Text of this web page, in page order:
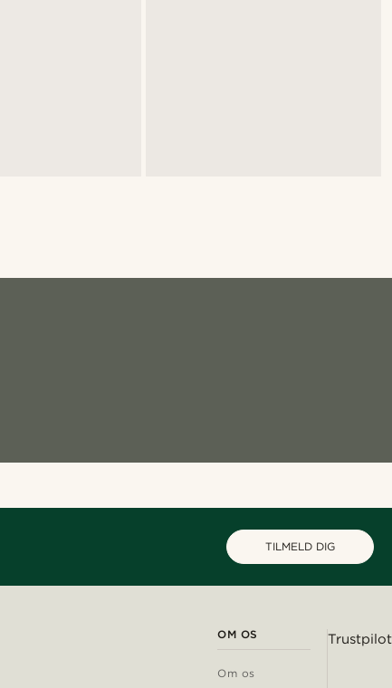
TILMELD DIG
OM OS
Om os
Trustpilot